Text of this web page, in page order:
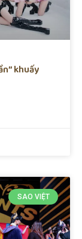
khuấy
SAO VIỆT